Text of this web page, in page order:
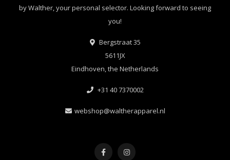
by Walther, your personal selector. Looking forward to seeing
you!
Bergstraat 35
5611JX
Eindhoven, the Netherlands
+31 40 7370002
webshop@waltherapparel.nl